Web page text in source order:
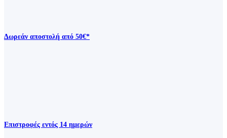
Δωρεάν αποστολή από 50€*
Επιστροφές εντός 14 ημερών